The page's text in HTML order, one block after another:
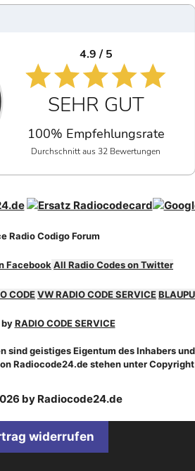
4.9 / 5
SEHR GUT
100% Empfehlungsrate
Durchschnitt aus 32 Bewertungen
Radio Codigo Forum
FacebookAll Radio Codes on Twitter
CODEVW RADIO CODE SERVICE
byRADIO CODE SERVICE
geistiges Eigentum des Inhabers
Radiocode24.de stehen unter
by Radiocode24.de
widerrufen